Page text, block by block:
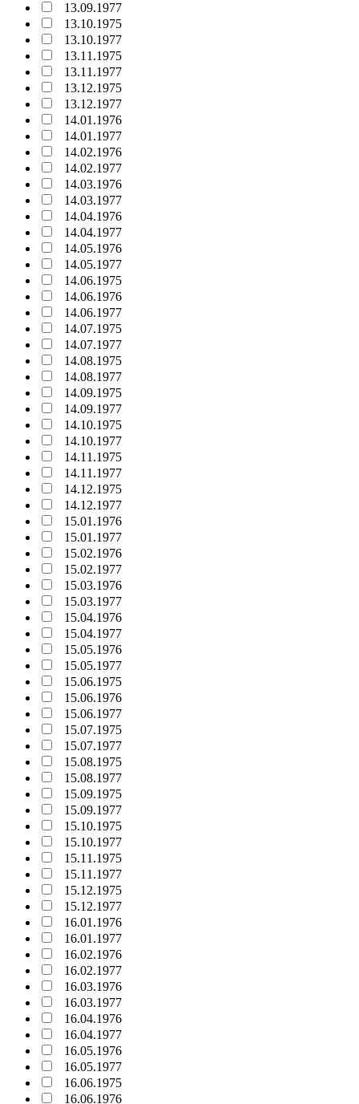
13.09.1977
13.10.1975
13.10.1977
13.11.1975
13.11.1977
13.12.1975
13.12.1977
14.01.1976
14.01.1977
14.02.1976
14.02.1977
14.03.1976
14.03.1977
14.04.1976
14.04.1977
14.05.1976
14.05.1977
14.06.1975
14.06.1976
14.06.1977
14.07.1975
14.07.1977
14.08.1975
14.08.1977
14.09.1975
14.09.1977
14.10.1975
14.10.1977
14.11.1975
14.11.1977
14.12.1975
14.12.1977
15.01.1976
15.01.1977
15.02.1976
15.02.1977
15.03.1976
15.03.1977
15.04.1976
15.04.1977
15.05.1976
15.05.1977
15.06.1975
15.06.1976
15.06.1977
15.07.1975
15.07.1977
15.08.1975
15.08.1977
15.09.1975
15.09.1977
15.10.1975
15.10.1977
15.11.1975
15.11.1977
15.12.1975
15.12.1977
16.01.1976
16.01.1977
16.02.1976
16.02.1977
16.03.1976
16.03.1977
16.04.1976
16.04.1977
16.05.1976
16.05.1977
16.06.1975
16.06.1976